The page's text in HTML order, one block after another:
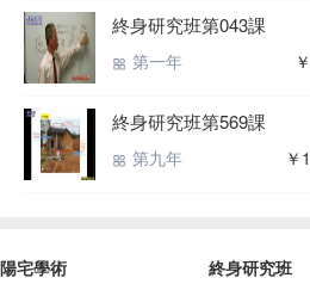
終身研究班第043課
第一年
終身研究班第569課
第九年 ￥
陽宅學術 終身研究班